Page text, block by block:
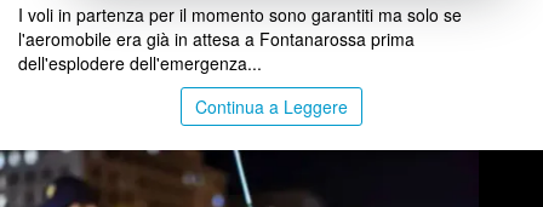
I voli in partenza per il momento sono garantiti ma solo se
l'aeromobile era già in attesa a Fontanarossa prima
dell'esplodere dell'emergenza...
Continua a Leggere